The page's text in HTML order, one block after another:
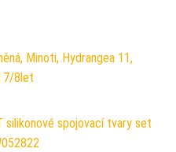
Minoti, Hydrangea 11,
7/8let
silikonové spojovací tvary set